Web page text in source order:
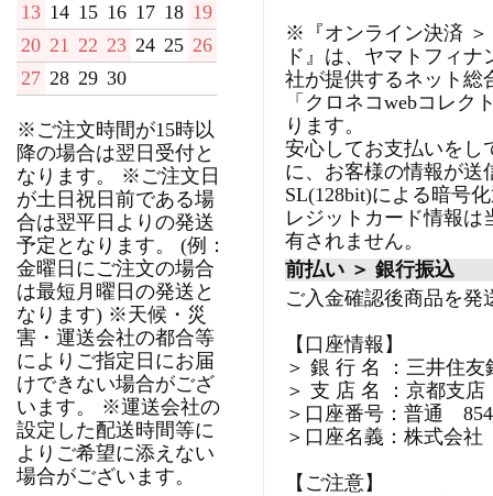
13 14 15 16 17 18 19
20 21 22 23 24 25 26
27 28 29 30
※ご注文時間が15時以
降の場合は翌日受付と
なります。 ※ご注文日
が土日祝日前である場
合は翌平日よりの発送
予定となります。 (例：
金曜日にご注文の場合
は最短月曜日の発送と
なります) ※天候・災
害・運送会社の都合等
によりご指定日にお届
けできない場合がござ
います。 ※運送会社の
設定した配送時間等に
よりご希望に添えない
場合がございます。
※『オンライン決済 ＞
ド』は、ヤマトフィナ
社が提供するネット総
「クロネコwebコレク
ります。
安心してお支払いをし
に、お客様の情報が送
SL(128bit)による暗号
レジットカード情報は
有されません。
前払い ＞ 銀行振込
ご入金確認後商品を発
【口座情報】
＞ 銀 行 名 ：三井住友
＞ 支 店 名 ：京都支店
＞口座番号：普通
＞口座名義：株式会
【ご注意】